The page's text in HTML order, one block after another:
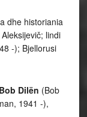
dhe historiania
lindi
-); Bjellorusi
Bob Dilën (Bob
1941 -),